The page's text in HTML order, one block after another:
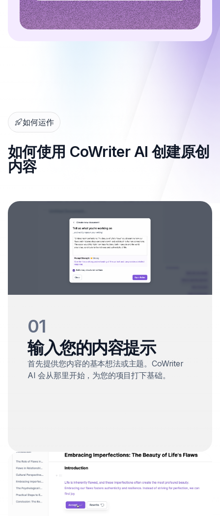
如何运作
如何使用 CoWriter AI 创建原创
内容
01
输入您的内容提示
首先提供您内容的基本想法或主题。CoWriter
AI 会从那里开始，为您的项目打下基础。